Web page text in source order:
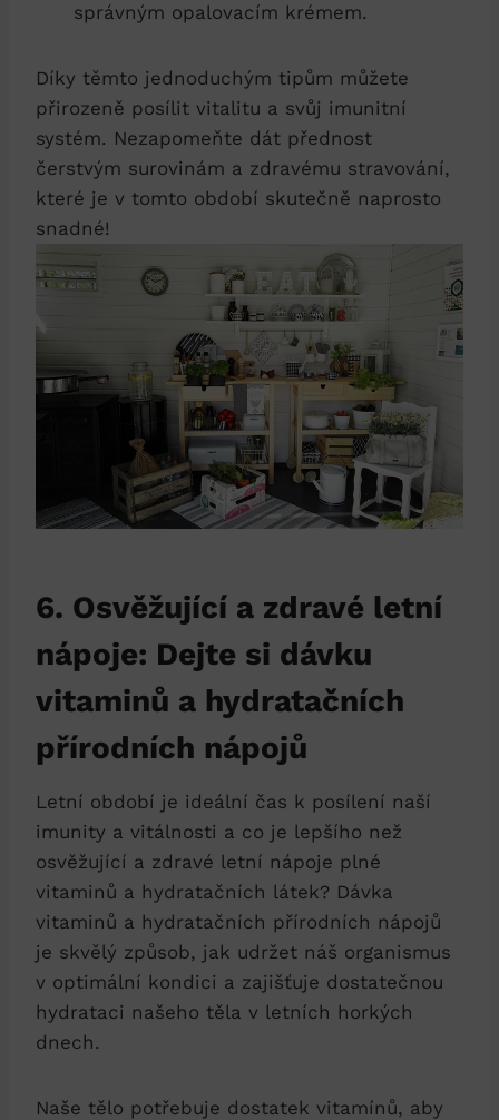
správným opalovacím krémem.
Díky těmto jednoduchým tipům můžete
přirozeně posílit vitalitu a svůj imunitní
systém. Nezapomeňte dát přednost
čerstvým surovinám a zdravému stravování,
které je v tomto období skutečně naprosto
snadné!
6. Osvěžující a zdravé letní
nápoje: Dejte si dávku
vitaminů a hydratačních
přírodních nápojů
Letní období je ideální čas k posílení naší
imunity a vitálnosti a co je lepšího než
osvěžující a zdravé letní nápoje plné
vitaminů a hydratačních látek? Dávka
vitaminů a hydratačních přírodních nápojů
je skvělý způsob, jak udržet náš organismus
v optimální kondici a zajišťuje dostatečnou
hydrataci našeho těla v letních horkých
dnech.
Naše tělo potřebuje dostatek vitamínů, aby